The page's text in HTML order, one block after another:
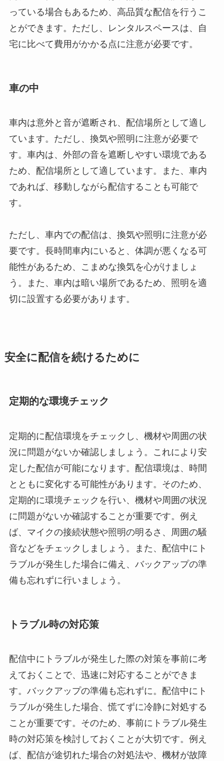
っている場合もあるため、高品質な配信を行うこ
とができます。ただし、レンタルスペースは、自
宅に比べて費用がかかる点に注意が必要です。
車の中
車内は意外と音が遮断され、配信場所として適し
ています。ただし、換気や照明に注意が必要で
す。車内は、外部の音を遮断しやすい環境である
ため、配信場所として適しています。また、車内
であれば、移動しながら配信することも可能で
す。
ただし、車内での配信は、換気や照明に注意が必
要です。長時間車内にいると、体調が悪くなる可
能性があるため、こまめな換気を心がけましょ
う。また、車内は暗い場所であるため、照明を適
切に設置する必要があります。
安全に配信を続けるために
定期的な環境チェック
定期的に配信環境をチェックし、機材や周囲の状
況に問題がないか確認しましょう。これにより安
定した配信が可能になります。配信環境は、時間
とともに変化する可能性があります。そのため、
定期的に環境チェックを行い、機材や周囲の状況
に問題がないか確認することが重要です。例え
ば、マイクの接続状態や照明の明るさ、周囲の騒
音などをチェックしましょう。また、配信中にト
ラブルが発生した場合に備え、バックアップの準
備も忘れずに行いましょう。
トラブル時の対応策
配信中にトラブルが発生した際の対策を事前に考
えておくことで、迅速に対応することができま
す。バックアップの準備も忘れずに。配信中にト
ラブルが発生した場合、慌てずに冷静に対処する
ことが重要です。そのため、事前にトラブル発生
時の対応策を検討しておくことが大切です。例え
ば、配信が途切れた場合の対処法や、機材が故障